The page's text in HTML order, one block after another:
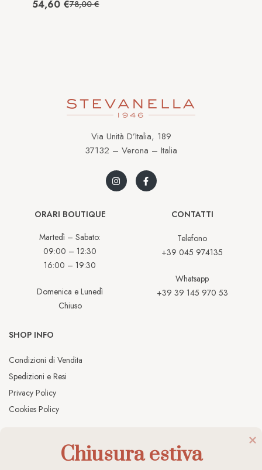
78,00€
54,60 €
Via Unità D’Italia, 189
37132 – Verona – Italia
ORARI BOUTIQUE
Martedì – Sabato:
09:00 – 12:30
16:00 – 19:30
Domenica e Lunedì
Chiuso
CONTATTI
Telefono
+39 045 974135
Whatsapp
+39 39 145 970 53
SHOP INFO
Condizioni di Vendita
Spedizioni e Resi
Privacy Policy
Cookies Policy
Chiusura estiva